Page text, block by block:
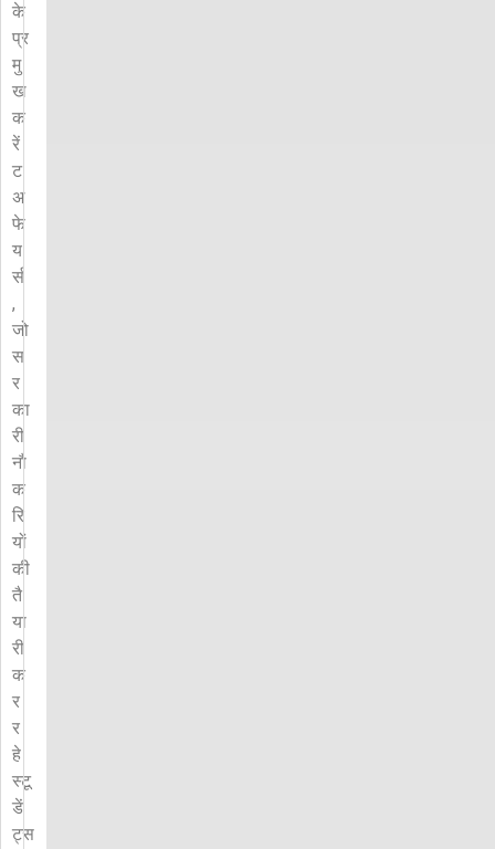
के
प्र
मु
ख
क
रें
ट
अ
फे
य
र्स
,
जो
स
र
का
री
नौ
क
रि
यों
की
तै
या
री
क
र
र
हे
स्टू
डें
ट्स